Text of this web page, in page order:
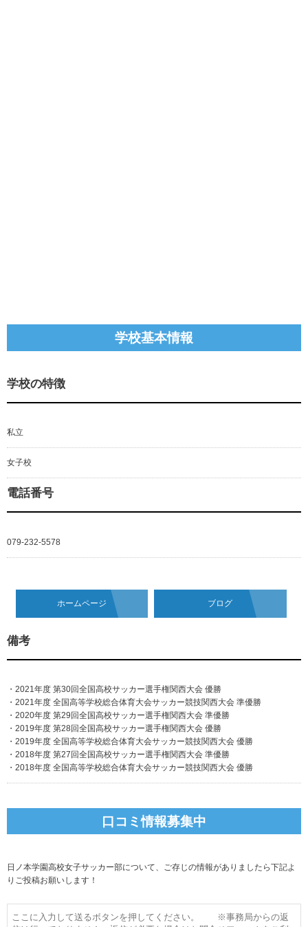
学校基本情報
学校の特徴
私立
女子校
電話番号
079-232-5578
ホームページ ブログ
備考
・2021年度 第30回全国高校サッカー選手権関西大会 優勝
・2021年度 全国高等学校総合体育大会サッカー競技関西大会 準優勝
・2020年度 第29回全国高校サッカー選手権関西大会 準優勝
・2019年度 第28回全国高校サッカー選手権関西大会 優勝
・2019年度 全国高等学校総合体育大会サッカー競技関西大会 優勝
・2018年度 第27回全国高校サッカー選手権関西大会 準優勝
・2018年度 全国高等学校総合体育大会サッカー競技関西大会 優勝
口コミ情報募集中
日ノ本学園高校女子サッカー部について、ご存じの情報がありましたら下記よ
りご投稿お願いします！